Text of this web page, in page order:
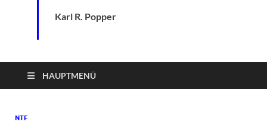
Karl R. Popper
HAUPTMENÜ
NTF